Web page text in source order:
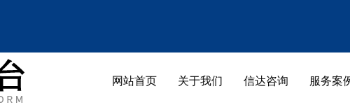
189-5533-7788
网站首页 关于我们 信达咨询 服务案